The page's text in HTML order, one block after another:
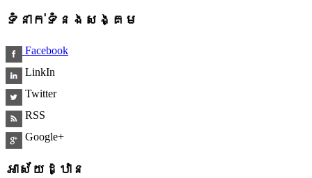
ទំនាក់ទំនងសង្គម
Facebook
LinkIn
Twitter
RSS
Google+
អាស័យដ្ឋាន